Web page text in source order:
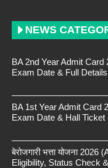
NEWS
BA 2nd Year Admit
Exam Date & Full Details
BA 1st Year Admit Card
Exam Date & Hall Ticket
बेरोजगारी भत्ता योजना
Eligibility, Status Check